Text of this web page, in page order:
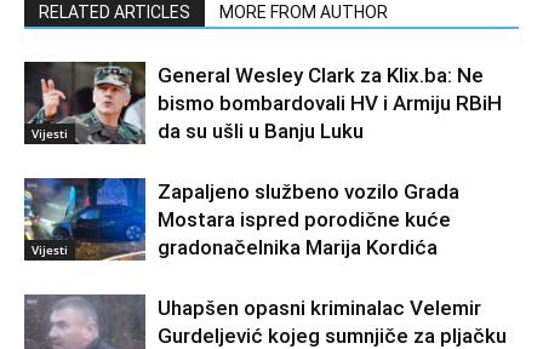
RELATED ARTICLES MORE FROM AUTHOR
Vijesti
General Wesley Clark za Klix.ba: Ne
bismo bombardovali HV i Armiju RBiH
da su ušli u Banju Luku
Vijesti
Zapaljeno službeno vozilo Grada
Mostara ispred porodične kuće
gradonačelnika Marija Kordića
Uhapšen opasni kriminalac Velemir
Gurdeljević kojeg sumnjiče za pljačku